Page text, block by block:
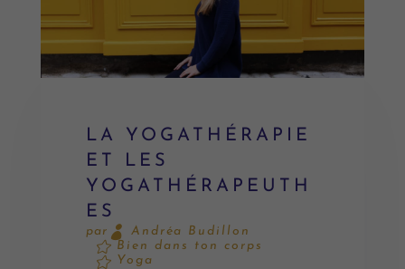
LA YOGATHÉRAPIE
ET LES
YOGATHÉRAPEUTH
ES
par
Andréa Budillon
Bien dans ton corps
Yoga